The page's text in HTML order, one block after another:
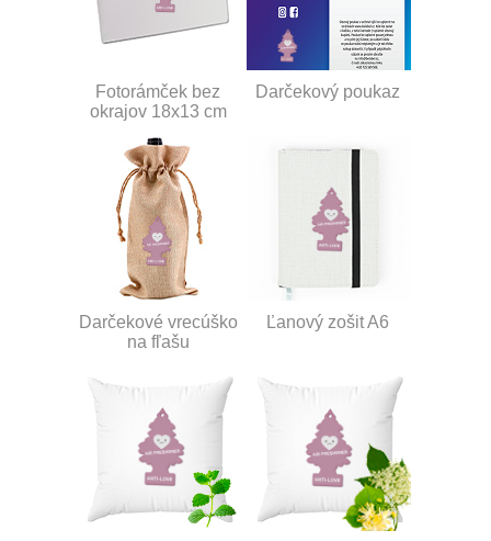
Fotorámček bez
okrajov 18x13 cm
Darčekový poukaz
Darčekové vrecúško
na fľašu
Ľanový zošit A6